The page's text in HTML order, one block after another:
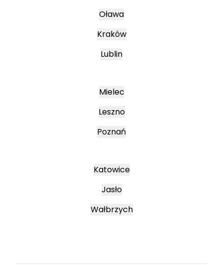
Oława
Kraków
Lublin
Mielec
Leszno
Poznań
Katowice
Jasło
Wałbrzych